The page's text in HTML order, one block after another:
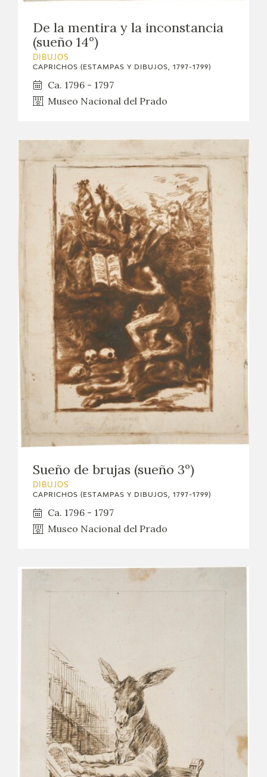
De la mentira y la inconstancia
(sueño 14º)
DIBUJOS
CAPRICHOS (ESTAMPAS Y DIBUJOS, 1797-1799)
Ca. 1796 - 1797
Museo Nacional del Prado
Sueño de brujas (sueño 3º)
DIBUJOS
CAPRICHOS (ESTAMPAS Y DIBUJOS, 1797-1799)
Ca. 1796 - 1797
Museo Nacional del Prado